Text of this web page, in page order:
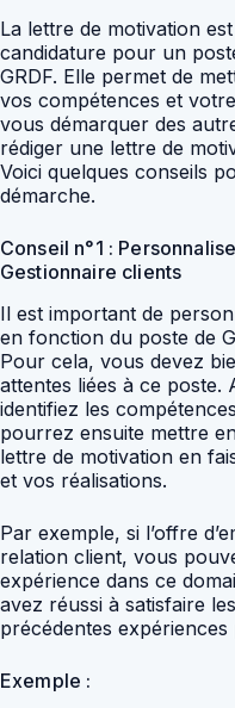
La lettre de motivation
candidature pour un
GRDF. Elle permet de
vos compétences et
vous démarquer des
rédiger une lettre de
Voici quelques conseils
démarche.
Conseil n°1 :
Gestionnaire clients
Il est important de
en fonction du poste de
Pour cela, vous devez
attentes liées à ce poste.
identifiez les
pourrez ensuite mettre
lettre de motivation en
et vos réalisations.
Par exemple, si l’offre
relation client, vous
expérience dans ce
avez réussi à satisfaire
précédentes
Exemple :